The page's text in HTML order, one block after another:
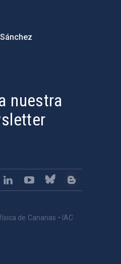
nuestra
de Canarias • IAC